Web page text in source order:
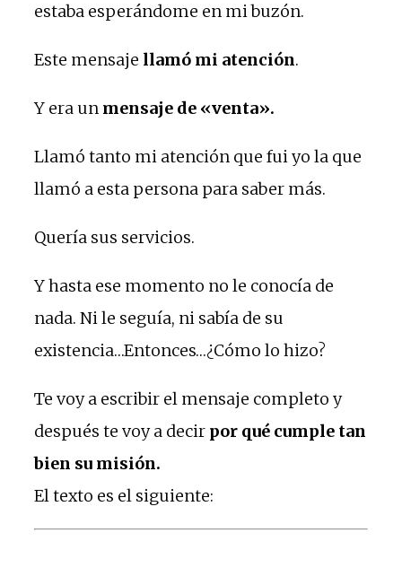
estaba esperándome en mi buzón.
Este mensaje llamó mi atención.
Y era un mensaje de «venta».
Llamó tanto mi atención que fui yo la que
llamó a esta persona para saber más.
Quería sus servicios.
Y hasta ese momento no le conocía de
nada. Ni le seguía, ni sabía de su
existencia…Entonces…¿Cómo lo hizo?
Te voy a escribir el mensaje completo y
después te voy a decir por qué cumple tan
bien su misión.
El texto es el siguiente: